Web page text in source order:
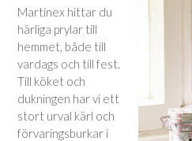
Martinex hittar du
härliga prylar till
hemmet, både till
vardags och till fest.
Till köket och
dukningen har vi ett
stort urval kärl och
förvaringsburkar i